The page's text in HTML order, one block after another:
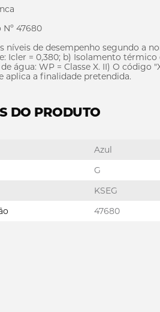
47680
níveis de desempenho segundo a
= 0,380; b) Isolamento térmico
água: WP = Classe X. II) O
aplica a finalidade pretendida.
DO PRODUTO
Azul
G
KSEG
47680